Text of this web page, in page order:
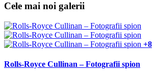
Cele mai noi galerii
+8
Rolls-Royce Cullinan – Fotografii spion